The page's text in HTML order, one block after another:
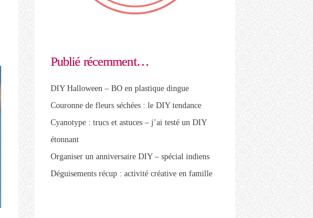
Publié récemment…
DIY Halloween – BO en plastique dingue
Couronne de fleurs séchées : le DIY tendance
Cyanotype : trucs et astuces – j’ai testé un DIY
étonnant
Organiser un anniversaire DIY – spécial indiens
Déguisements récup : activité créative en famille